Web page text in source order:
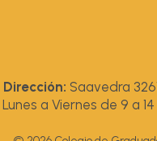
Dirección: Saavedra
Lunes a Viernes de 9 a 14